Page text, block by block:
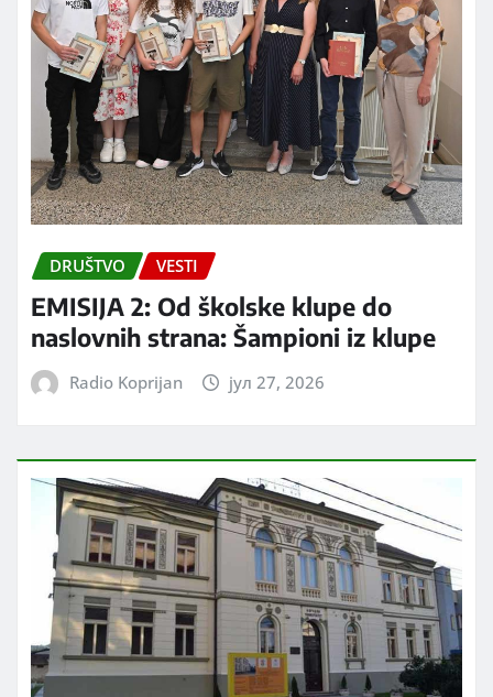
DRUŠTVO VESTI
EMISIJA 2: Od školske klupe do
naslovnih strana: Šampioni iz klupe
Radio Koprijan јул 27, 2026